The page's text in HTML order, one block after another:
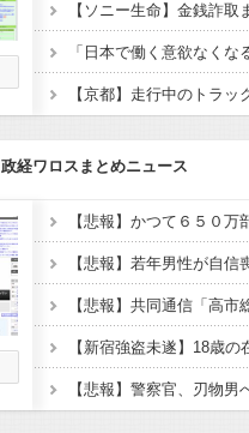
政経ワロスまとめニュース